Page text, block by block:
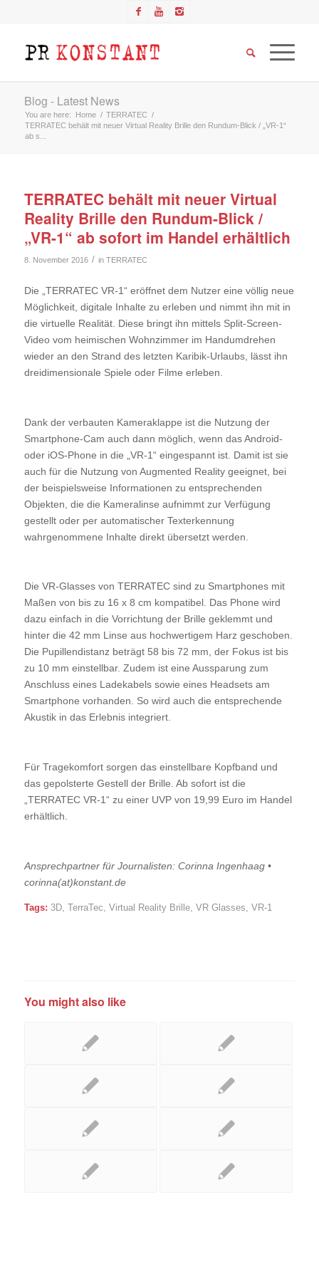
Blog - Latest News
You are here: Home / TERRATEC /
TERRATEC behält mit neuer Virtual Reality Brille den Rundum-Blick / „VR-1“
ab s...
TERRATEC behält mit neuer Virtual
Reality Brille den Rundum-Blick /
„VR-1“ ab sofort im Handel erhältlich
8. November 2016 / in TERRATEC
Die „TERRATEC VR-1“ eröffnet dem Nutzer eine völlig neue
Möglichkeit, digitale Inhalte zu erleben und nimmt ihn mit in
die virtuelle Realität. Diese bringt ihn mittels Split-Screen-
Video vom heimischen Wohnzimmer im Handumdrehen
wieder an den Strand des letzten Karibik-Urlaubs, lässt ihn
dreidimensionale Spiele oder Filme erleben.
Dank der verbauten Kameraklappe ist die Nutzung der
Smartphone-Cam auch dann möglich, wenn das Android-
oder iOS-Phone in die „VR-1“ eingespannt ist. Damit ist sie
auch für die Nutzung von Augmented Reality geeignet, bei
der beispielsweise Informationen zu entsprechenden
Objekten, die die Kameralinse aufnimmt zur Verfügung
gestellt oder per automatischer Texterkennung
wahrgenommene Inhalte direkt übersetzt werden.
Die VR-Glasses von TERRATEC sind zu Smartphones mit
Maßen von bis zu 16 x 8 cm kompatibel. Das Phone wird
dazu einfach in die Vorrichtung der Brille geklemmt und
hinter die 42 mm Linse aus hochwertigem Harz geschoben.
Die Pupillendistanz beträgt 58 bis 72 mm, der Fokus ist bis
zu 10 mm einstellbar. Zudem ist eine Aussparung zum
Anschluss eines Ladekabels sowie eines Headsets am
Smartphone vorhanden. So wird auch die entsprechende
Akustik in das Erlebnis integriert.
Für Tragekomfort sorgen das einstellbare Kopfband und
das gepolsterte Gestell der Brille. Ab sofort ist die
„TERRATEC VR-1“ zu einer UVP von 19,99 Euro im Handel
erhältlich.
Ansprechpartner für Journalisten: Corinna Ingenhaag •
corinna(at)konstant.de
Tags: 3D, TerraTec, Virtual Reality Brille, VR Glasses, VR-1
You might also like